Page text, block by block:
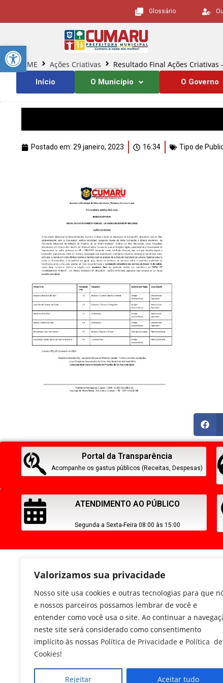
Barra de Ferramentas Aberta
Valorizamos sua privacidade
Nosso site usa cookies e outras tecnologias para que
e nossos parceiros possamos lembrar de você e
entender como você usa o site. Ao continuar a
neste site será considerado como consentimento
implícito às nossas Política de Privacidade e Política de
Cookies!
Rejeitar Aceitar tudo
Glossário
HOME Ações Criativas Resultado Final Ações Criativas
Início O Município O Governo
Postado em: 29 janeiro, 2023 16:34 Tipo de
Portal da Transparência
Acompanhe os gastus públicos (Receitas, Despesas)
ATENDIMENTO AO PÚBLICO
Segunda a Sexta-Feira 08:00 às 15:00